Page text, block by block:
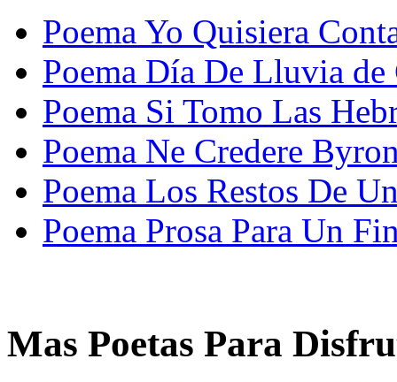
Poema Yo Quisiera
Poema Día De Lluvia
Poema Si Tomo Las
Poema Ne Credere
Poema Los Restos De
Poema Prosa Para Un
Mas Poetas Para